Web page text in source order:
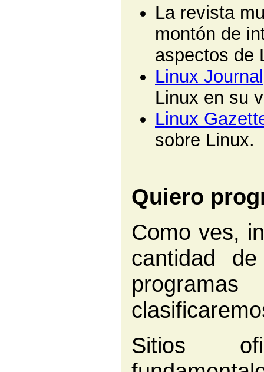
La revista
montón de
aspectos de
Linux Journal
Linux en su
Linux
sobre Linux.
Quiero
Como ves,
cantidad
Sitios